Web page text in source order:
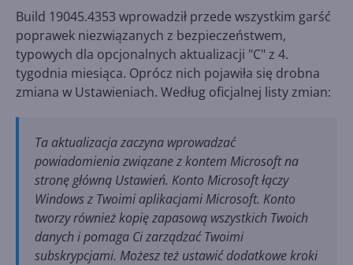
Build 19045.4353 wprowadził przede wszystkim garść
poprawek niezwiązanych z bezpieczeństwem,
typowych dla opcjonalnych aktualizacji "C" z 4.
tygodnia miesiąca. Oprócz nich pojawiła się drobna
zmiana w Ustawieniach. Według oficjalnej listy zmian:
Ta aktualizacja zaczyna wprowadzać
powiadomienia związane z kontem Microsoft na
stronę główną Ustawień. Konto Microsoft łączy
Windows z Twoimi aplikacjami Microsoft. Konto
tworzy również kopię zapasową wszystkich Twoich
danych i pomaga Ci zarządzać Twoimi
subskrypcjami. Możesz też ustawić dodatkowe kroki